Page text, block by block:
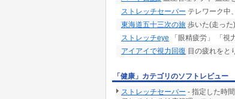
ストレッチセーバー テレワーク中
東海道五十三次の旅 歩いた(走っ
ストレッチeye 「眼精疲労」 「視
アイアイで視力回復 目の疲れをと
「健康」カテゴリのソフトレビュー
ストレッチセーバー - 指定した時